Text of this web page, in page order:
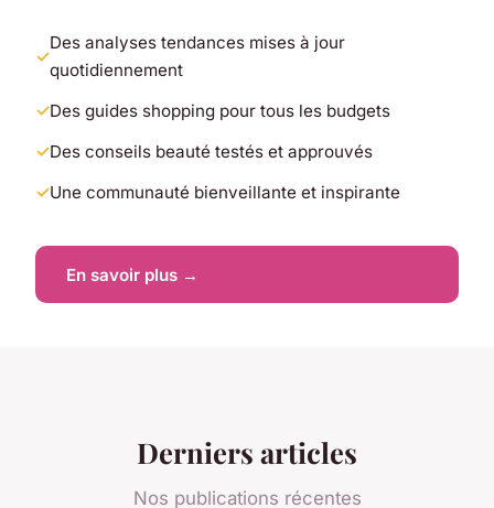
Des analyses tendances mises à jour
quotidiennement
Des guides shopping pour tous les budgets
Des conseils beauté testés et approuvés
Une communauté bienveillante et inspirante
En savoir plus →
Derniers articles
Nos publications récentes